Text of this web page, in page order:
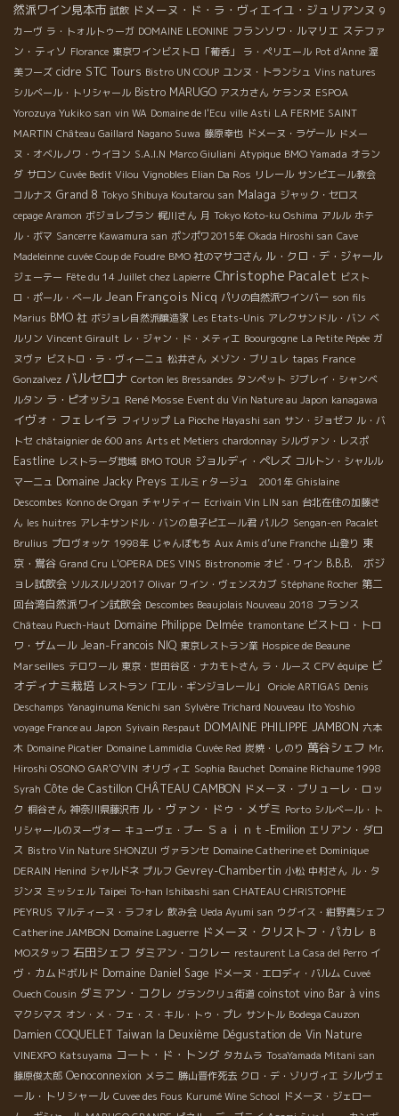
然派ワイン見本市 試飲 ドメーヌ・ド・ラ・ヴィエイユ・ジュリアンヌ 9
カーヴ ラ・トォルトゥーガ DOMAINE LEONINE フランソワ・ルマリエ ステファ
ン・ティソ Florance 東京ワインビストロ「葡呑」 ラ・ペリエール Pot d'Anne 渥
美フーズ cidre STC Tours Bistro UN COUP ユンヌ・トランシュ Vins natures
シルベール・トリシャール Bistro MARUGO アスカさん ケランヌ ESPOA
Yorozuya Yukiko san vin WA Domaine de l'Ecu ville Asti LA FERME SAINT
MARTIN Château Gaillard Nagano Suwa 藤原幸也 ドメーヌ・ラゲール ドメー
ヌ・オベルノワ・ウイヨン S.A.I.N Marco Giuliani Atypique BMO Yamada オラン
ダ サロン Cuvée Bedit Vilou Vignobles Elian Da Ros リレール サンピエール教会
コルナス Grand 8 Tokyo Shibuya Koutarou san Malaga ジャック・セロス
cepage Aramon ボジョレブラン 梶川さん 月 Tokyo Koto-ku Oshima アルル ホテ
ル・ボマ Sancerre Kawamura san ポンポワ2015年 Okada Hiroshi san Cave
Madeleinne cuvée Coup de Foudre BMO 社のマサコさん ル・クロ・デ・ジャール
ジェーテー Fête du 14 Juillet chez Lapierre Christophe Pacalet ビスト
ロ・ポール・ベール Jean François Nicq パリの自然派ワインバー son fils
Marius BMO 社 ボジョレ自然派醸造家 Les Etats-Unis アレクサンドル・バン ベ
ルリン Vincent Girault レ・ジャン・ド・メティエ Boourgogne La Petite Pépée ガ
ヌヴァ ビストロ・ラ・ヴィーニュ 松井さん メゾン・ブリュレ tapas France
Gonzalvez バルセロナ Corton les Bressandes タンペット ジブレイ・シャンベ
ルタン ラ・ピオッシュ René Mosse Event du Vin Nature au Japon kanagawa
イヴォ・フェレイラ フィリップ La Pioche Hayashi san サン・ジョゼフ ル・バ
トセ châtaignier de 600 ans Arts et Metiers chardonnay シルヴァン・レスポ
Eastline レストラーダ地域 BMO TOUR ジョルディ・ペレズ コルトン・シャルル
マーニュ Domaine Jacky Preys エルミｒタージュ 2001年 Ghislaine
Descombes Konno de Organ チャリティー Ecrivain Vin LIN san 台北在住の加藤さ
ん les huitres アレキサンドル・バンの息子ピエール君 パルク Sengan-en Pacalet
Brulius プロヴォッケ 1998年 じゃんぼもち Aux Amis d’une Franche 山登り 東
京・鴬谷 Grand Cru L'OPERA DES VINS Bistronomie オビ・ワイン B.B.B. ボジ
ョレ試飲会 ソルスルリ2017 Olivar ワイン・ヴェンスカブ Stéphane Rocher 第二
回台湾自然派ワイン試飲会 Descombes Beaujolais Nouveau 2018 フランス
Château Puech-Haut Domaine Philippe Delmée tramontane ビストロ・トロ
ワ・ザムール Jean-Francois NIQ 東京レストラン業 Hospice de Beaune
Marseilles テロワール 東京・世田谷区・ナカモトさん ラ・ルース CPV équipe ビ
オディナミ栽培 レストラン「エル・ギンジョレール」 Oriole ARTIGAS Denis
Deschamps Yanaginuma Kenichi san Sylvère Trichard Nouveau Ito Yoshio
voyage France au Japon Syivain Respaut DOMAINE PHILIPPE JAMBON 六本
木 Domaine Picatier Domaine Lammidia Cuvée Red 炭焼・しのり 萬谷シェフ Mr.
Hiroshi OSONO GAR'O'VIN オリヴィエ Sophia Bauchet Domaine Richaume 1998
Syrah Côte de Castillon CHÂTEAU CAMBON ドメーヌ・プリューレ・ロッ
ク 桐谷さん 神奈川県藤沢市 ル・ヴァン・ドゥ・メザミ Porto シルベール・ト
リシャールのヌーヴォー キューヴェ・ブー Ｓａｉｎｔ-Emilion エリアン・ダロ
ス Bistro Vin Nature SHONZUI ヴァランセ Domaine Catherine et Dominique
DERAIN Henind シャルドネ プルフ Gevrey-Chambertin 小松 中村さん ル・タ
ジンヌ ミッシェル Taipei To-han Ishibashi san CHATEAU CHRISTOPHE
PEYRUS マルティーヌ・ラフォレ 飲み会 Ueda Ayumi san ウグイス・紺野真シェフ
Catherine JAMBON Domaine Laguerre ドメーヌ・クリストフ・パカレ Ｂ
ＭОスタッフ 石田シェフ ダミアン・コクレー restaurent La Casa del Perro イ
ヴ・カムドボルド Domaine Daniel Sage ドメーヌ・エロディ・バルム Cuveé
Ouech Cousin ダミアン・コクレ グランクリュ街道 coinstot vino Bar à vins
マクシマス オン・メ・フェ・ス・キル・トゥ・プレ サントル Bodega Cauzon
Damien COQUELET Taiwan la Deuxième Dégustation de Vin Nature
VINEXPO Katsuyama コート・ド・トング タカムラ TosaYamada Mitani san
藤原俊太郎 Oenoconnexion メラニ 勝山晋作死去 クロ・デ・ゾリヴィエ シルヴェ
ール・トリシャール Cuvee des Fous Kurumé Wine School ドメーヌ・ジェロー